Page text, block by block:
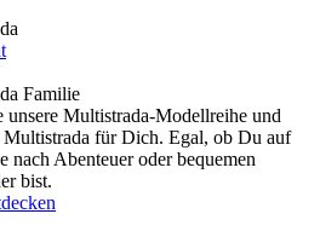
Familie
unsere Multistrada-Modellreihe und
für Dich. Egal, ob Du auf
nach Abenteuer oder bequemen
bist.